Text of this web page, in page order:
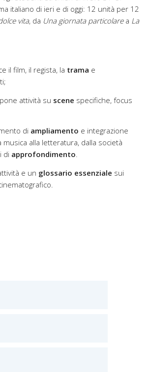
italiano di ieri e di oggi: 12 unità per 12
vita, da Una giornata particolarea La
il film, il regista, la trama e
attività su scene specifiche, focus
di ampliamento e integrazione
alla letteratura, dalla società
di approfondimento.
e un glossario essenziale sui